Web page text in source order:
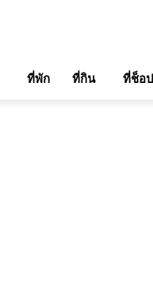
ที่พัก ที่กิน ที่ช็อป